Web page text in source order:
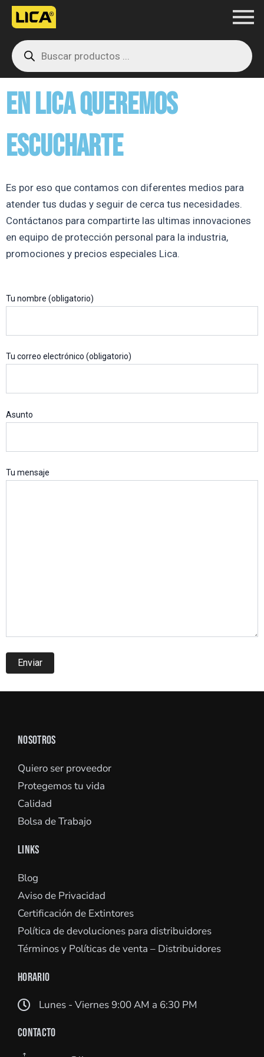
contenido
Products
search
EN LICA QUEREMOS
ESCUCHARTE
Es por eso que contamos con diferentes medios para
atender tus dudas y seguir de cerca tus necesidades.
Contáctanos para compartirte las ultimas innovaciones
en equipo de protección personal para la industria,
promociones y precios especiales Lica.
Tu nombre (obligatorio)
Tu correo electrónico (obligatorio)
Asunto
Tu mensaje
NOSOTROS
Quiero ser proveedor
Protegemos tu vida
Calidad
Bolsa de Trabajo
LINKS
Blog
Aviso de Privacidad
Certificación de Extintores
Política de devoluciones para distribuidores
Términos y Políticas de venta – Distribuidores
HORARIO
Lunes - Viernes 9:00 AM a 6:30 PM
CONTACTO